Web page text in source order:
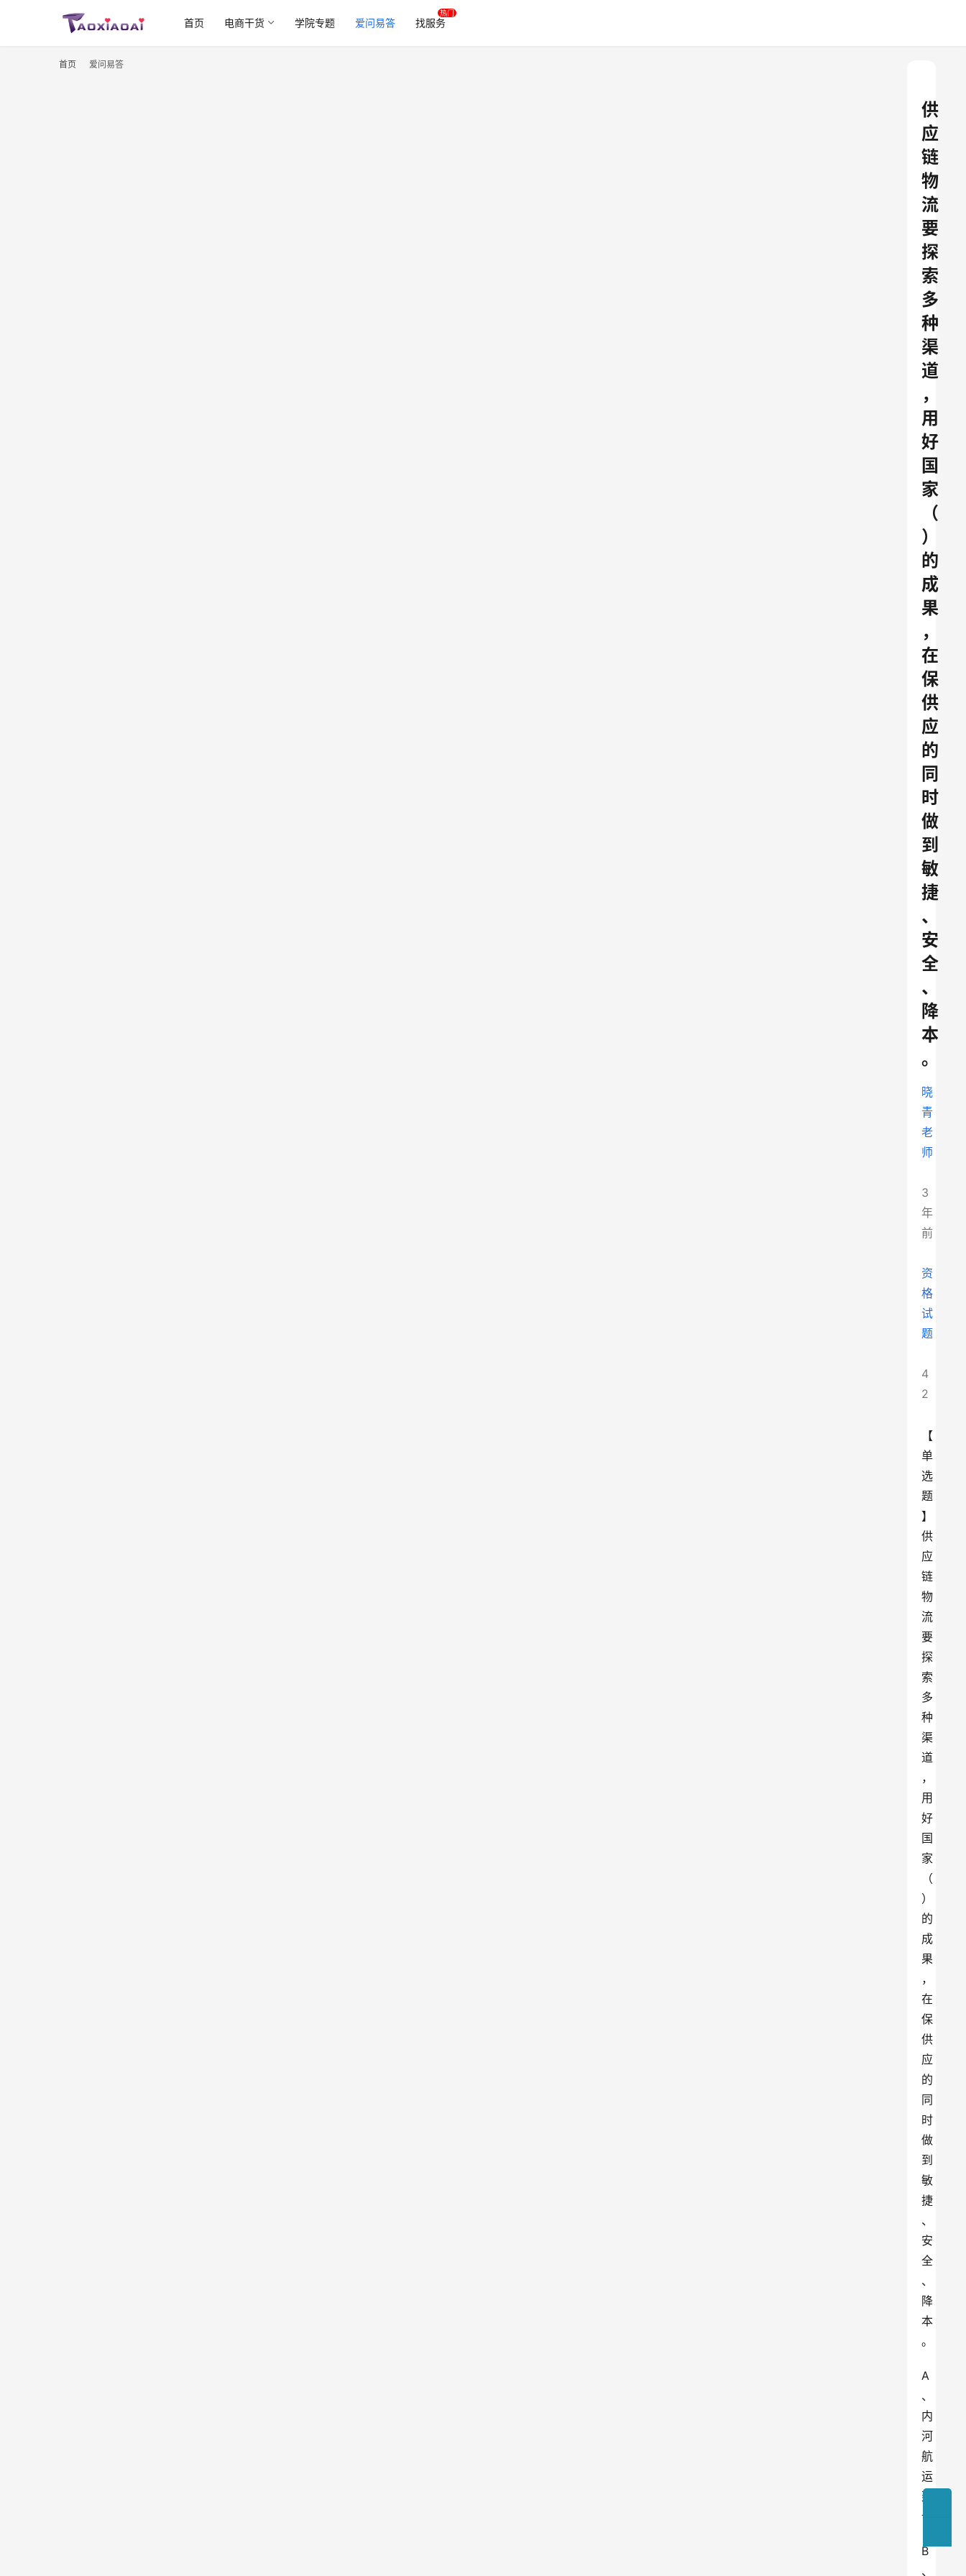
首页 电商干货 学院专题 爱问易答 找服务
首页 爱问易答
供
应
链
物
流
要
探
索
多
种
渠
道
，
用
好
国
家
（
）
的
成
果
，
在
保
供
应
的
同
时
做
到
敏
捷
、
安
全
、
降
本
。
晓
青
老
师
3
年
前
资
格
试
题
4
2
【
单
选
题
】
供
应
链
物
流
要
探
索
多
种
渠
道
，
用
好
国
家
（
）
的
成
果
，
在
保
供
应
的
同
时
做
到
敏
捷
、
安
全
、
降
本
。
A
、
内
河
航
运
建
设
B
、